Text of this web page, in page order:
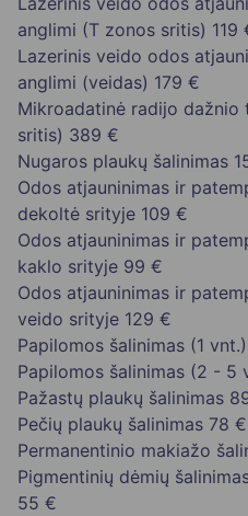
anglimi (T zonos sritis) 119
Lazerinis veido odos
anglimi (veidas) 179 €
Mikroadatinė radijo dažnio
sritis) 389 €
Nugaros plaukų šalinimas
Odos atjauninimas ir
dekoltė srityje 109 €
Odos atjauninimas ir
kaklo srityje 99 €
Odos atjauninimas ir
veido srityje 129 €
Papilomos šalinimas (1 vnt.)
Papilomos šalinimas (2 - 5
Pažastų plaukų šalinimas
Pečių plaukų šalinimas 78 €
Permanentinio makiažo
Pigmentinių dėmių
55 €